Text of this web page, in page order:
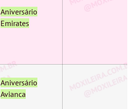
Aniversário
Emirates
Aniversário
Avianca